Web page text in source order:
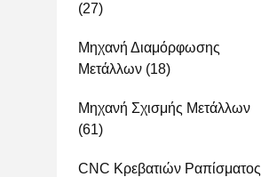
(27)
Μηχανή Διαμόρφωσης
Μετάλλων (18)
Μηχανή Σχισμής Μετάλλων
(61)
CNC Κρεβατιών Ραπίσματος